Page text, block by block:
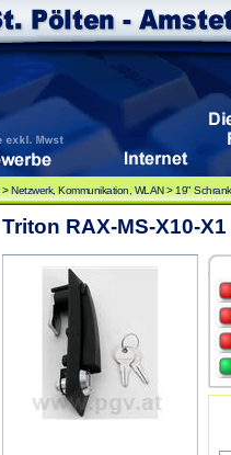
>Netzwerk, Kommunikation, WLAN> 19"
Triton RAX-MS-X10-